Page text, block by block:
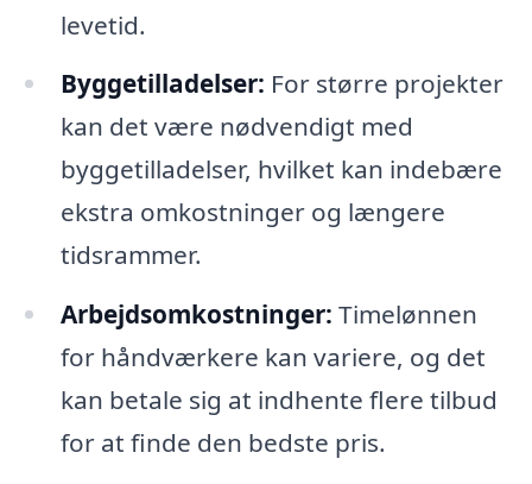
levetid.
Byggetilladelser: For større projekter
kan det være nødvendigt med
byggetilladelser, hvilket kan indebære
ekstra omkostninger og længere
tidsrammer.
Arbejdsomkostninger: Timelønnen
for håndværkere kan variere, og det
kan betale sig at indhente flere tilbud
for at finde den bedste pris.